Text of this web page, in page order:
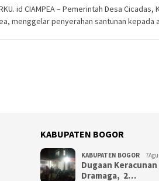
id CIAMPEA – Pemerintah Desa Cicadas,
menggelar penyerahan santunan kepada
KABUPATEN BOGOR
KABUPATEN BOGOR
‎Dugaan
Dramaga, 2…